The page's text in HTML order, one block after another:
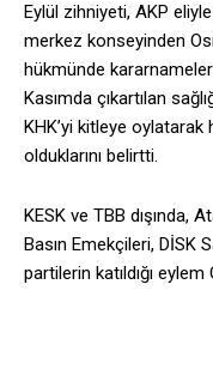
Eylül zihniyeti, AKP
merkez konseyinden
hükmünde
Kasımda çıkartılan
KHK’yi kitleye
olduklarını belirtti.
KESK ve TBB dışında,
Basın Emekçileri, DİSK
partilerin katıldığı